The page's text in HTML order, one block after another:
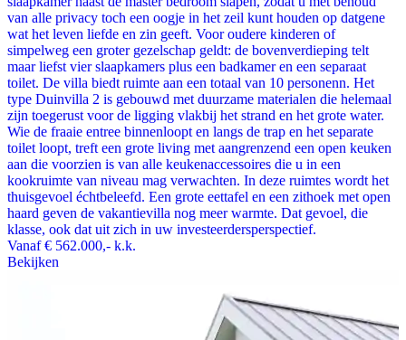
van alle privacy toch een oogje in het zeil kunt houden op datgene
wat het leven liefde en zin geeft. Voor oudere kinderen of
simpelweg een groter gezelschap geldt: de bovenverdieping telt
maar liefst vier slaapkamers plus een badkamer en een separaat
toilet. De villa biedt ruimte aan een totaal van 10 personenn. Het
type Duinvilla 2 is gebouwd met duurzame materialen die helemaal
zijn toegerust voor de ligging vlakbij het strand en het grote water.
Wie de fraaie entree binnenloopt en langs de trap en het separate
toilet loopt, treft een grote living met aangrenzend een open keuken
aan die voorzien is van alle keukenaccessoires die u in een
kookruimte van niveau mag verwachten. In deze ruimtes wordt het
thuisgevoel échtbeleefd. Een grote eettafel en een zithoek met open
haard geven de vakantievilla nog meer warmte. Dat gevoel, die
klasse, ook dat uit zich in uw investeerdersperspectief.
Vanaf € 562.000,- k.k.
Bekijken